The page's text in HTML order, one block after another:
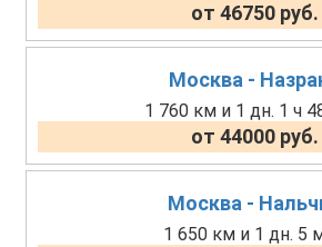
от 46750 руб.
Москва -
1 760 км и 1 дн. 1 ч
от 44000 руб.
Москва -
1 650 км и 1 дн. 5